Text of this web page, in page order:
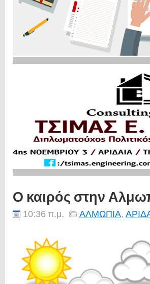
Ο καιρός στην
10:36 π.μ. ΑΛΜΩΠΙΑ,